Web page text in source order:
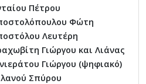
Πέτρου
Φώτη
Λευτέρη
Γιώργου και Λιάνας
Γιώργου (ψηφιακό)
Σπύρου